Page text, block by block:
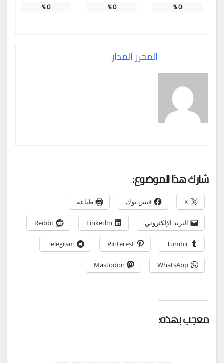
0
%
0
%
0
%
المحرر المدار
شارك هذا الموضوع:
X فيس بوك طباعة
البريد الإلكتروني LinkedIn
Reddit
Tumblr
Pinterest
Telegram
WhatsApp
Mastodon
معجب بهذه: